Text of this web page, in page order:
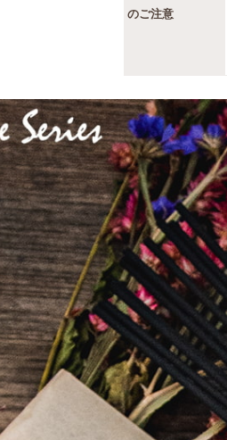
のご注意